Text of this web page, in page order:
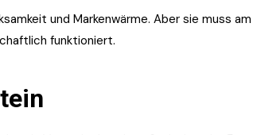
und Markenwärme. Aber sie muss am
funktioniert.